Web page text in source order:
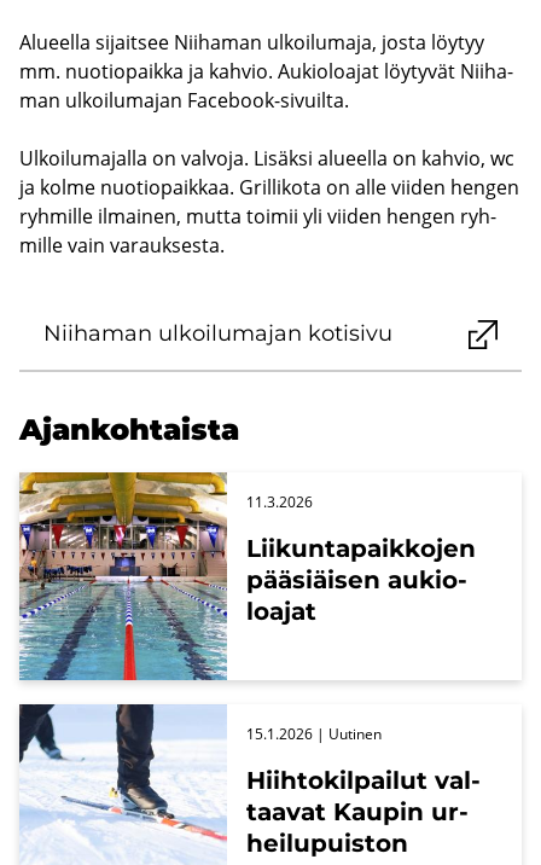
Alu­eel­la si­jait­see Nii­ha­man ul­koi­lu­ma­ja, josta löy­tyy
mm. nuo­tio­paik­ka ja kah­vio. Au­kio­loa­jat löy­ty­vät Nii­ha­
man ul­koi­lu­ma­jan Facebook-​sivuilta.
Ul­koi­lu­ma­jal­la on val­vo­ja. Li­säk­si alu­eel­la on kah­vio, wc
ja kolme nuo­tio­paik­kaa. Gril­li­ko­ta on alle vii­den hen­gen
ryh­mil­le il­mai­nen, mutta toi­mii yli vii­den hen­gen ryh­
mil­le vain va­rauk­ses­ta.
Nii­ha­man ul­koi­lu­ma­jan ko­ti­si­vu
Ajan­koh­tais­ta
Lii­kun­ta­paik­ko­jen
pää­siäi­sen au­kio­
loa­jat
11.3.2026
Hiih­to­kil­pai­lut val­
taa­vat Kau­pin ur­
hei­lu­puis­ton
15.1.2026 | Uu­ti­nen